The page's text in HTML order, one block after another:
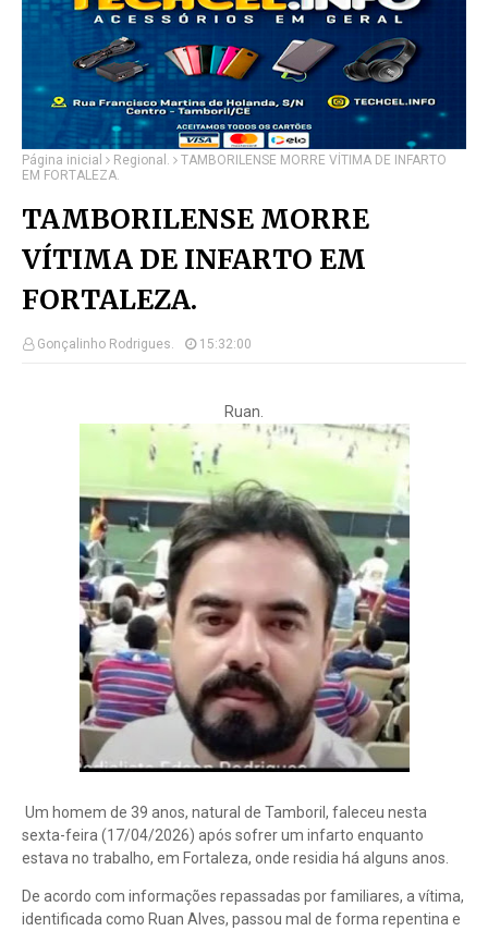
Página inicial Regional.
TAMBORILENSE MORRE VÍTIMA DE INFARTO
EM FORTALEZA.
TAMBORILENSE MORRE
VÍTIMA DE INFARTO EM
FORTALEZA.
Gonçalinho Rodrigues. 15:32:00
Ruan.
Um homem de 39 anos, natural de Tamboril, faleceu nesta
sexta-feira (17/04/2026) após sofrer um infarto enquanto
estava no trabalho, em Fortaleza, onde residia há alguns anos.
De acordo com informações repassadas por familiares, a vítima,
identificada como Ruan Alves, passou mal de forma repentina e